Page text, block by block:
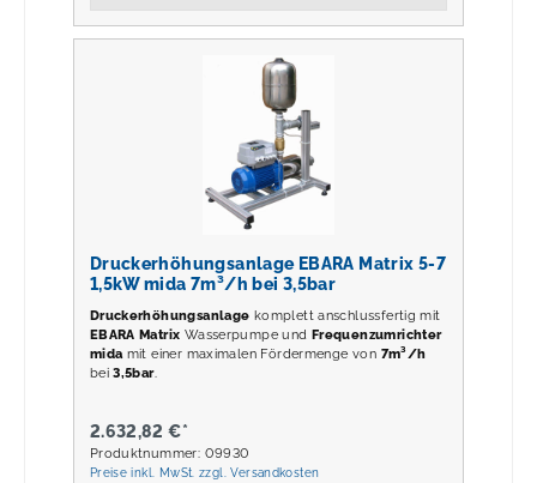
Druckerhöhungsanlage EBARA Matrix 5-7
1,5kW mida 7m³/h bei 3,5bar
Druckerhöhungsanlage komplett anschlussfertig mit
EBARA Matrix Wasserpumpe und Frequenzumrichter
mida mit einer maximalen Fördermenge von 7m³/h
bei3,5bar.
2.632,82 €*
Produktnummer: 09930
Preise inkl. MwSt. zzgl. Versandkosten